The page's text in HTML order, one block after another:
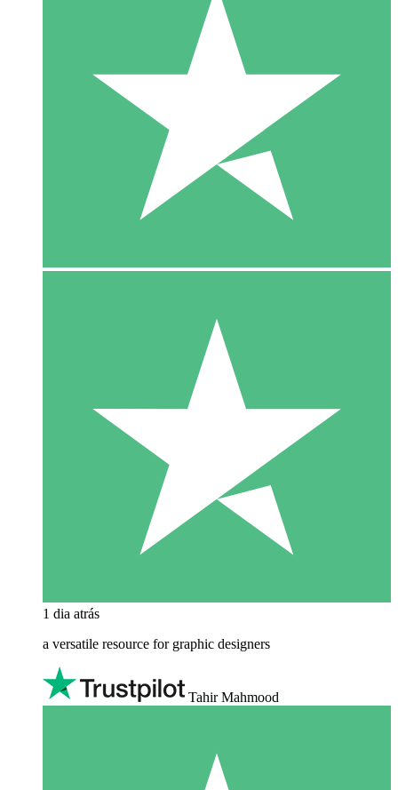
1 dia atrás
a versatile resource for graphic designers
Tahir Mahmood